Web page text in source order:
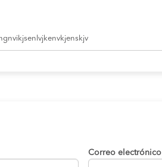
Correo electrónico